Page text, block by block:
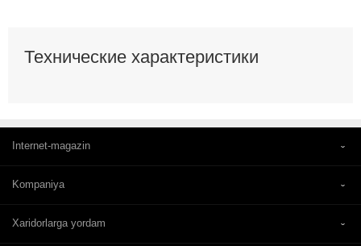
Технические характеристики
Internet-magazin
Kompaniya
Xaridorlarga yordam